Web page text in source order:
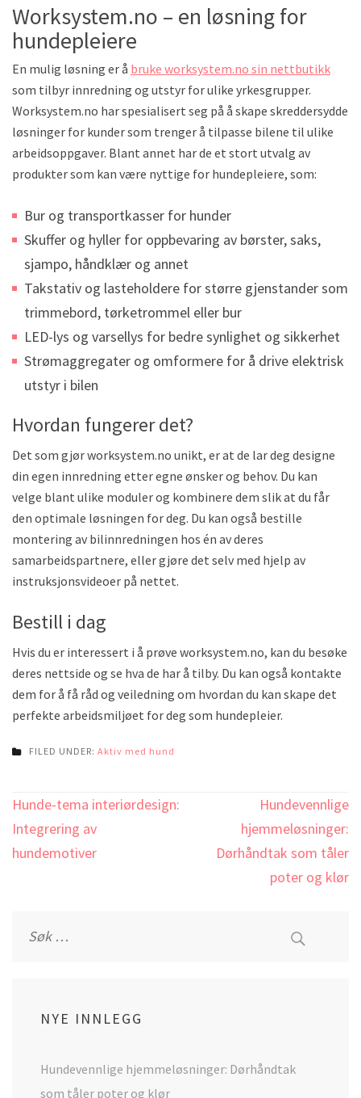
Worksystem.no – en løsning for
hundepleiere
En mulig løsning er å bruke worksystem.no sin nettbutikk
som tilbyr innredning og utstyr for ulike yrkesgrupper.
Worksystem.no har spesialisert seg på å skape skreddersydde
løsninger for kunder som trenger å tilpasse bilene til ulike
arbeidsoppgaver. Blant annet har de et stort utvalg av
produkter som kan være nyttige for hundepleiere, som:
Bur og transportkasser for hunder
Skuffer og hyller for oppbevaring av børster, saks,
sjampo, håndklær og annet
Takstativ og lasteholdere for større gjenstander som
trimmebord, tørketrommel eller bur
LED-lys og varsellys for bedre synlighet og sikkerhet
Strømaggregater og omformere for å drive elektrisk
utstyr i bilen
Hvordan fungerer det?
Det som gjør worksystem.no unikt, er at de lar deg designe
din egen innredning etter egne ønsker og behov. Du kan
velge blant ulike moduler og kombinere dem slik at du får
den optimale løsningen for deg. Du kan også bestille
montering av bilinnredningen hos én av deres
samarbeidspartnere, eller gjøre det selv med hjelp av
instruksjonsvideoer på nettet.
Bestill i dag
Hvis du er interessert i å prøve worksystem.no, kan du besøke
deres nettside og se hva de har å tilby. Du kan også kontakte
dem for å få råd og veiledning om hvordan du kan skape det
perfekte arbeidsmiljøet for deg som hundepleier.
FILED UNDER: Aktiv med hund
Innleggsnavigering
Hunde-tema interiørdesign:
Integrering av
hundemotiver
Hundevennlige
hjemmeløsninger:
Dørhåndtak som tåler
poter og klør
etter:
NYE INNLEGG
Hundevennlige hjemmeløsninger: Dørhåndtak
som tåler poter og klør